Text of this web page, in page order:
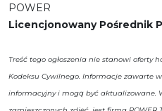
POWER
Licencjonowany Pośrednik
Treść tego ogłoszenia nie stanowi oferty
Kodeksu Cywilnego. Informacje zawarte
informacyjny i mogą być aktualizowane.